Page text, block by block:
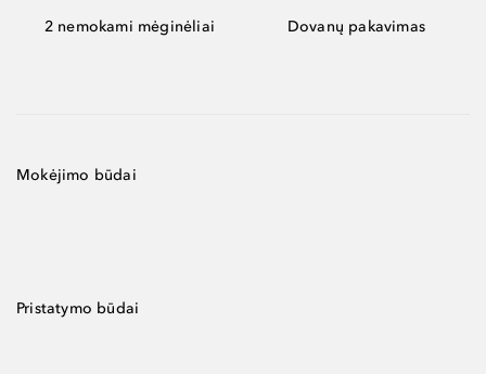
2 nemokami mėginėliai Dovanų pakavimas
Mokėjimo būdai
Pristatymo būdai